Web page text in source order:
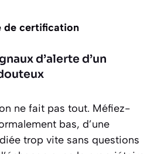
de certification
d’alerte d’un
ne fait pas tout. Méfiez-
bas, d’une
trop vite sans questions